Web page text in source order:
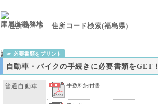
住所コード検索(福島県)
自動車・バイクの手続きに必要書類をGET！
普通自動車 手数料納付書